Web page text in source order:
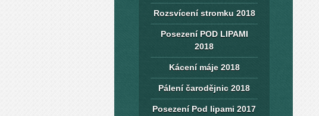
Rozsvícení stromku 2018
Posezení POD LIPAMI
2018
Kácení máje 2018
Pálení čarodějnic 2018
Posezení Pod lipami 2017